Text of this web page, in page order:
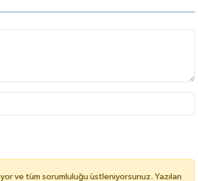
ve tüm sorumluluğu üstleniyorsunuz. Yazılan